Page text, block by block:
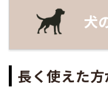
犬
長く使えた